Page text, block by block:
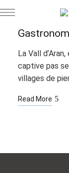
GASTRONOMIE
La Vall
captive pas
villages de
Read More